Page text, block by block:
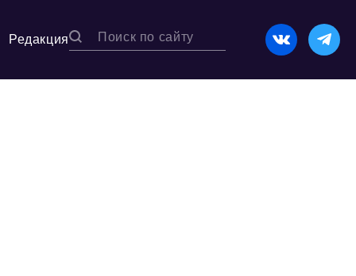
Редакция